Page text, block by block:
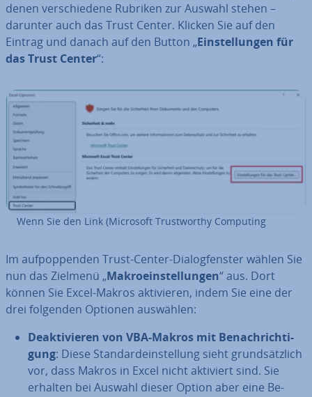
denen ver­schie­de­ne Rubriken zur Auswahl stehen –
darunter auch das Trust Center. Klicken Sie auf den
Eintrag und danach auf den Button „Ein­stel­lun­gen für
das Trust Center“:
Wenn Sie den Link (Microsoft Trust­wor­t­hy Computing
Im auf­pop­pen­den Trust-Center-Dia­log­fens­ter wählen Sie
nun das Zielmenü „Ma­kro­ein­stel­lun­gen“ aus. Dort
können Sie Excel-Makros ak­ti­vie­ren, indem Sie eine der
drei folgenden Optionen auswählen:
De­ak­ti­vie­ren von VBA-Makros mit Be­nach­rich­ti­
gung: Diese Stan­dard­ein­stel­lung sieht grund­sätz­lich
vor, dass Makros in Excel nicht aktiviert sind. Sie
erhalten bei Auswahl dieser Option aber eine Be­